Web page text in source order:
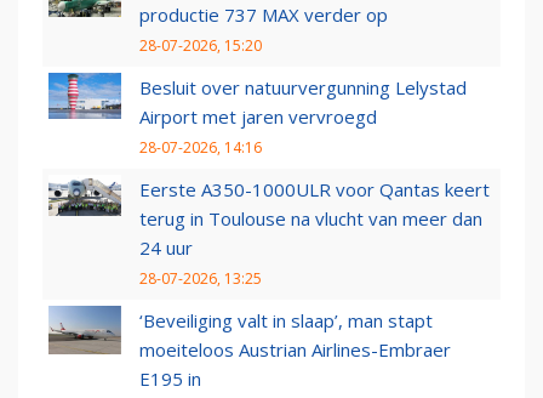
productie 737 MAX verder op
28-07-2026, 15:20
Besluit over natuurvergunning Lelystad
Airport met jaren vervroegd
28-07-2026, 14:16
Eerste A350-1000ULR voor Qantas keert
terug in Toulouse na vlucht van meer dan
24 uur
28-07-2026, 13:25
‘Beveiliging valt in slaap’, man stapt
moeiteloos Austrian Airlines-Embraer
E195 in